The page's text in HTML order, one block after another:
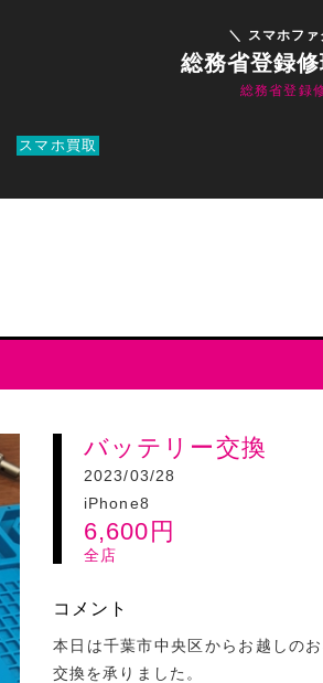
＼ スマホフ
総務省登録修
総務省登録
スマホ買取
バッテリー交換
2023/03/28
iPhone8
6,600 円
全店
コメント
本日は千葉市中央区からお越しの
交換を承りました。